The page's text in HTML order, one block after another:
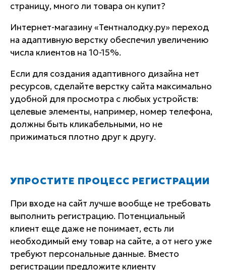
страницу, много ли товара он купит?
Интернет-магазину «Тентналодку.ру» переход
на адаптивную верстку обеспечил увеличению
числа клиентов на 10-15%.
Если для создания адаптивного дизайна нет
ресурсов, сделайте верстку сайта максимально
удобной для просмотра с любых устройств:
целевые элементы, например, номер телефона,
должны быть кликабельными, но не
прижиматься плотно друг к другу.
УПРОСТИТЕ ПРОЦЕСС РЕГИСТРАЦИИ
При входе на сайт лучше вообще не требовать
выполнить регистрацию. Потенциальный
клиент еще даже не понимает, есть ли
необходимый ему товар на сайте, а от него уже
требуют персональные данные. Вместо
регистрации предложите клиенту